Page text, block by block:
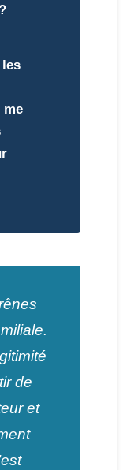
me
de
et